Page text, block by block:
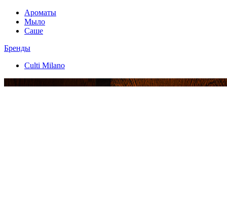
Ароматы
Мыло
Саше
Бренды
Culti Milano